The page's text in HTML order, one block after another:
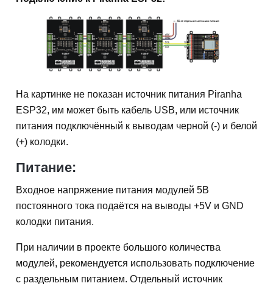
На картинке не показан источник питания Piranha
ESP32, им может быть кабель USB, или источник
питания подключённый к выводам черной (-) и белой
(+) колодки.
Питание:
Входное напряжение питания модулей 5В
постоянного тока подаётся на выводы +5V и GND
колодки питания.
При наличии в проекте большого количества
модулей, рекомендуется использовать подключение
с раздельным питанием. Отдельный источник